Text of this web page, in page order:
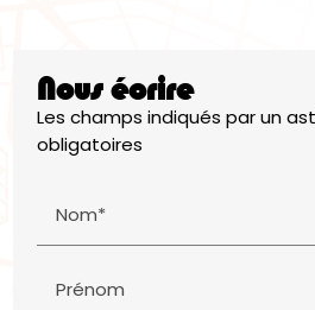
Nous écrire
Les champs indiqués par un
obligatoires
Nom*
Prénom